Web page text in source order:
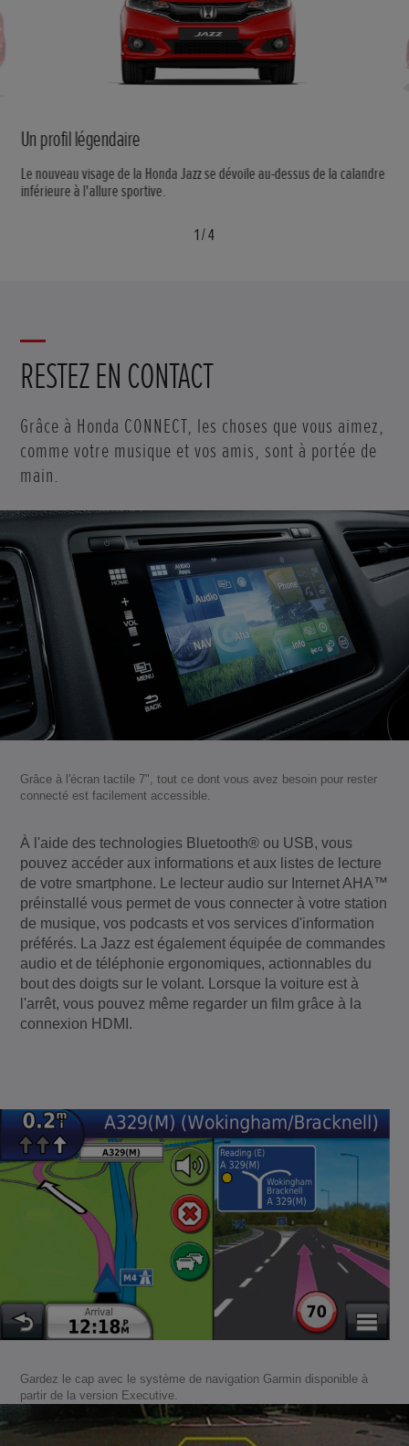
Un profil légendaire
Le nouveau visage de la Honda Jazz se dévoile au-dessus de la calandre
inférieure à l'allure sportive.
1/4
RESTEZ EN CONTACT
Grâce à Honda CONNECT, les choses que vous aimez,
comme votre musique et vos amis, sont à portée de
main.
Grâce à l'écran tactile 7", tout ce dont vous avez besoin pour rester
connecté est facilement accessible.
À l'aide des technologies Bluetooth® ou USB, vous
pouvez accéder aux informations et aux listes de lecture
de votre smartphone. Le lecteur audio sur Internet AHA™
préinstallé vous permet de vous connecter à votre station
de musique, vos podcasts et vos services d'information
préférés. La Jazz est également équipée de commandes
audio et de téléphonie ergonomiques, actionnables du
bout des doigts sur le volant. Lorsque la voiture est à
l'arrêt, vous pouvez même regarder un film grâce à la
connexion HDMI.
Gardez le cap avec le système de navigation Garmin disponible à
partir de la version Executive.